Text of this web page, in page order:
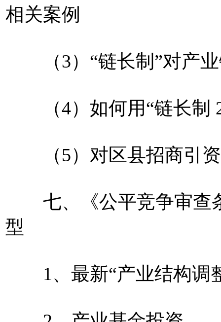
相关案例
（3）“链长制”对产业
（4）如何用“链长制
（5）对区县招商引资
七、《公平竞争审查
型
1、最新“产业结构调